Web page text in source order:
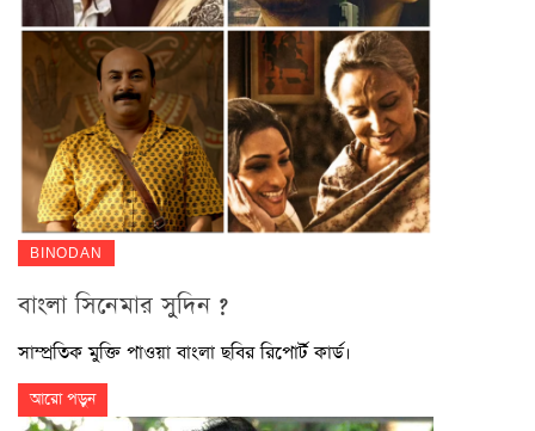
BINODAN
বাংলা সিনেমার সুদিন ?
সাম্প্রতিক মুক্তি পাওয়া বাংলা ছবির রিপোর্ট কার্ড।
আরো পড়ুন